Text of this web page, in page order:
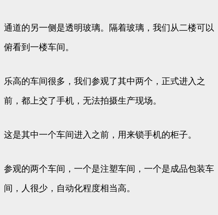
通道的另一侧是透明玻璃。隔着玻璃，我们从二楼可以
俯看到一楼车间。
乐高的车间很多，我们参观了其中两个，正式进入之
前，都上交了手机，无法拍摄生产现场。
这是其中一个车间进入之前，用来锁手机的柜子。
参观的两个车间，一个是注塑车间，一个是成品包装车
间，人很少，自动化程度相当高。